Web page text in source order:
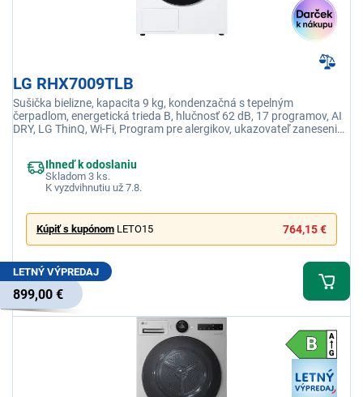
LG RHX7009TLB
Sušička bielizne, kapacita 9 kg, kondenzačná s tepelným
čerpadlom, energetická trieda B, hlučnosť 62 dB, 17 programov, AI
DRY, LG ThinQ, Wi-Fi, Program pre alergikov, ukazovateľ zanesenia
Ihneď k odoslaniu
Skladom 3 ks.
K vyzdvihnutiu už 7.8.
Kúpiť s kupónom LETO15 764,15 €
LETNÝ VÝPREDAJ
899,00 €